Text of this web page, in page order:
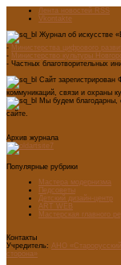
Лента новостей RSS
Vkontakte
Журнал об искусстве
- Министерства цифрового
- Министерство культуры
- Частных благотворительных
Сайт
коммуникаций, связи и охраны
Мы будем благодарны,
сайте.
Архив журнала
Популярные рубрики
Мастера модернизма
Педсоветы
Детский дизайн-центр
ART WEB
Мастерская главного
Контакты
Учредитель: АНО «Старорусский
сторона»